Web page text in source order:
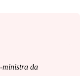
ministra da